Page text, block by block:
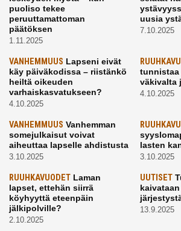
puoliso tekee
peruuttamattoman
päätöksen
1.11.2025
uusia
7.10.2025
VANHEMMUUS Lapseni eivät
käy päiväkodissa – riistänkö
heiltä oikeuden
varhaiskasvatukseen?
4.10.2025
tunnistaa
väkivalta
4.10.2025
VANHEMMUUS Vanhemman
somejulkaisut voivat
aiheuttaa lapselle ahdistusta
3.10.2025
lasten
3.10.2025
RUUHKAVUODET Laman
lapset, ettehän siirrä
köyhyyttä eteenpäin
jälkipolville?
2.10.2025
UUTISET
13.9.2025